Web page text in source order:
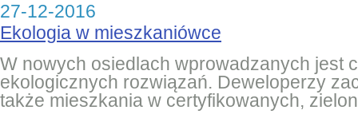
27-12-2016
Ekologia w mieszkaniówce
W nowych osiedlach wprowadzanych jest
ekologicznych rozwiązań. Deweloperzy
także mieszkania w certyfikowanych,